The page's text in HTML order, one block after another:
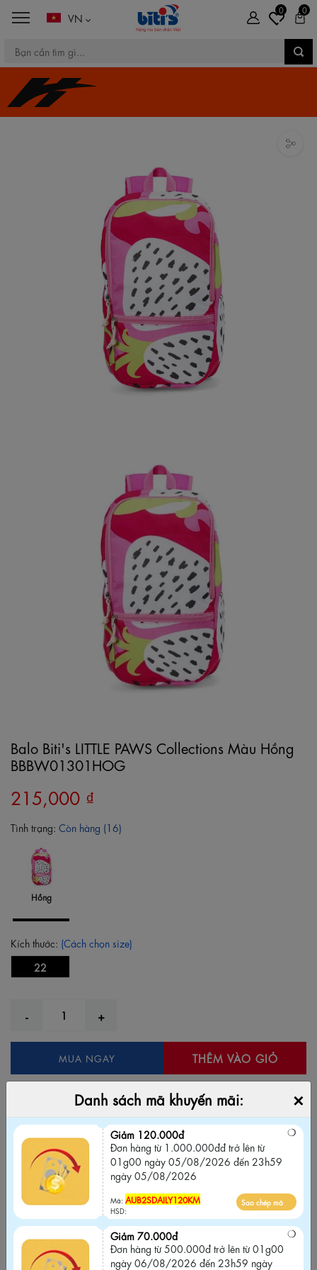
VN
0 0
Balo Biti's LITTLE PAWS Collections Màu Hồng
BBBW01301HOG
215,000 ₫
Tình trạng: Còn hàng (16)
Hồng
Kích thước: (Cách chọn size)
22
MUA NGAY THÊM VÀO GIỎ
Giảm 120.000đ
Đơn hàng từ 1.000.000đđ trở lên từ 01g00
ngày 05/08/2026 đến 23h59 ngày
05/08/2026
Mã:
HSD:
Giảm 70.000đ
Đơn hàng từ 500.000đ trở lên từ 01g00
ngày 06/08/2026 đến 23h59 ngày
Danh sách mã khuyến mãi: ×
Giảm 120.000đ
Đơn hàng từ 1.000.000đđ trở lên từ
01g00 ngày 05/08/2026 đến 23h59
ngày 05/08/2026
Mã: AUB2SDAILY120KM
HSD:
Sao chép mã
Giảm 70.000đ
Đơn hàng từ 500.000đ trở lên từ 01g00
ngày 06/08/2026 đến 23h59 ngày